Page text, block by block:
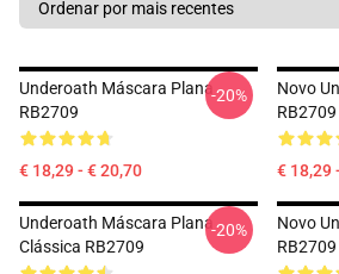
Underoath Máscara Plana
RB2709
€ 18,29 - € 20,70
-20%
Novo
RB2709
€ 18,29
Underoath Máscara Plana
Clássica RB2709
-20%
Novo
RB2709